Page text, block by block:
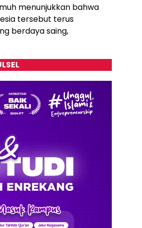
menunjukkan bahwa
tersebut terus
berdaya saing,